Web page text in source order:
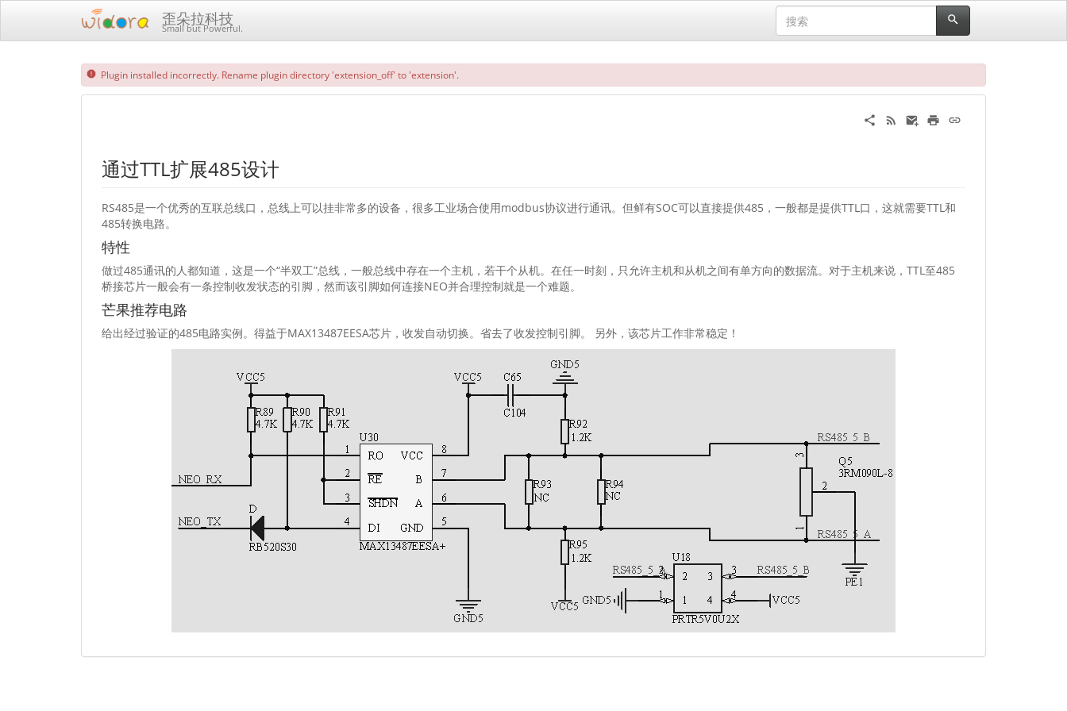
歪朵拉科技
Small but Powerful.
Plugin installed incorrectly. Rename plugin directory 'extension_off' to 'extension'.
通过TTL扩展485设计
RS485是一个优秀的互联总线口，总线上可以挂非常多的设备，很多工业场合使用modbus协议进行通讯。但鲜有SOC可以直接提供485，一般都是提供TTL口，这就需要TTL和
485转换电路。
特性
做过485通讯的人都知道，这是一个“半双工”总线，一般总线中存在一个主机，若干个从机。在任一时刻，只允许主机和从机之间有单方向的数据流。对于主机来说，TTL至485
桥接芯片一般会有一条控制收发状态的引脚，然而该引脚如何连接NEO并合理控制就是一个难题。
芒果推荐电路
给出经过验证的485电路实例。得益于MAX13487EESA芯片，收发自动切换。省去了收发控制引脚。 另外，该芯片工作非常稳定！